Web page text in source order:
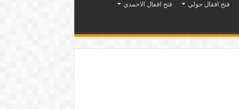
فتح اقفال حولي فتح اقفال الاحمدي